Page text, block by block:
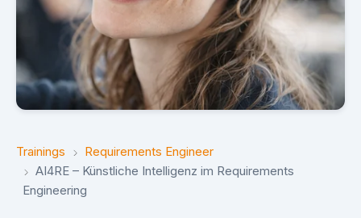
Trainings
Requirements Engineer
AI4RE – Künstliche Intelligenz im Requirements
Engineering